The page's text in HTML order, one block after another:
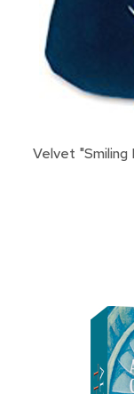
Velvet "Smiling